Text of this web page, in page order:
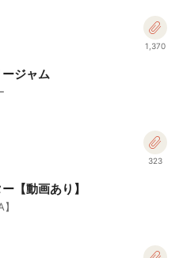
1,370
ジャム
323
【動画あり】